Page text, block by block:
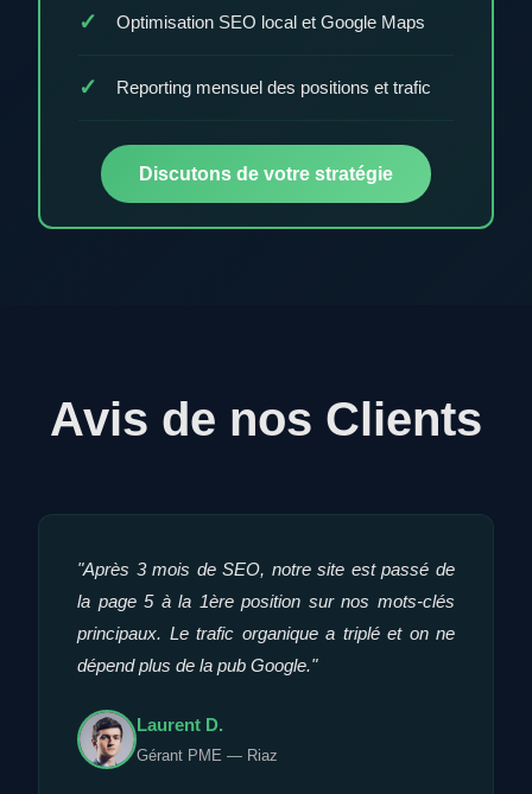
Optimisation SEO local et Google Maps
Reporting mensuel des positions et trafic
Discutons de votre stratégie
Avis de nos Clients
"Après 3 mois de SEO, notre site est passé de
la page 5 à la 1ère position sur nos mots-clés
principaux. Le trafic organique a triplé et on ne
dépend plus de la pub Google."
Laurent D.
Gérant PME — Riaz